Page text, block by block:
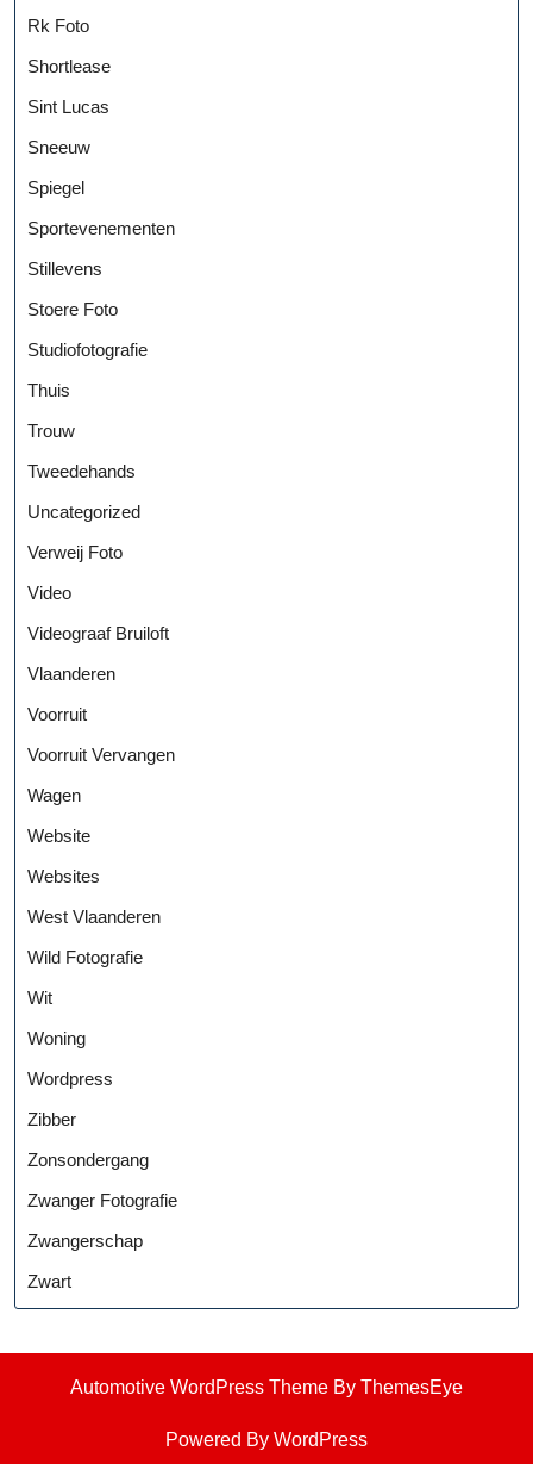
Rk Foto
Shortlease
Sint Lucas
Sneeuw
Spiegel
Sportevenementen
Stillevens
Stoere Foto
Studiofotografie
Thuis
Trouw
Tweedehands
Uncategorized
Verweij Foto
Video
Videograaf Bruiloft
Vlaanderen
Voorruit
Voorruit Vervangen
Wagen
Website
Websites
West Vlaanderen
Wild Fotografie
Wit
Woning
Wordpress
Zibber
Zonsondergang
Zwanger Fotografie
Zwangerschap
Zwart
Automotive WordPress Theme By ThemesEye
Powered By WordPress